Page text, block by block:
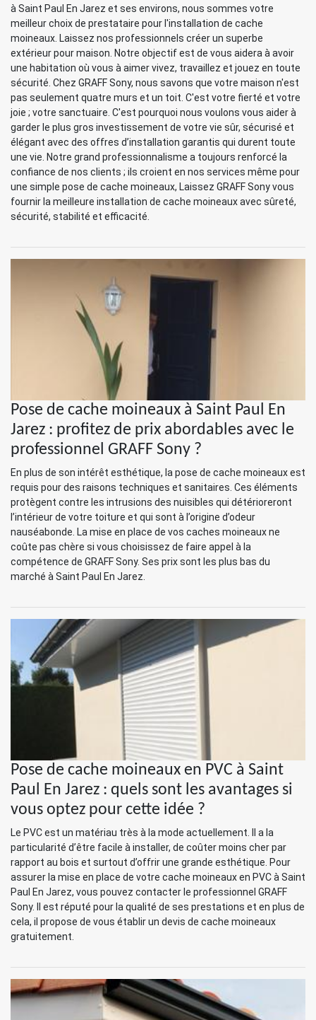
à Saint Paul En Jarez et ses environs, nous sommes votre
meilleur choix de prestataire pour l'installation de cache
moineaux. Laissez nos professionnels créer un superbe
extérieur pour maison. Notre objectif est de vous aidera à avoir
une habitation où vous à aimer vivez, travaillez et jouez en toute
sécurité. Chez GRAFF Sony, nous savons que votre maison n'est
pas seulement quatre murs et un toit. C'est votre fierté et votre
joie ; votre sanctuaire. C'est pourquoi nous voulons vous aider à
garder le plus gros investissement de votre vie sûr, sécurisé et
élégant avec des offres d’installation garantis qui durent toute
une vie. Notre grand professionnalisme a toujours renforcé la
confiance de nos clients ; ils croient en nos services même pour
une simple pose de cache moineaux, Laissez GRAFF Sony vous
fournir la meilleure installation de cache moineaux avec sûreté,
sécurité, stabilité et efficacité.
Pose de cache moineaux à Saint Paul En
Jarez : profitez de prix abordables avec le
professionnel GRAFF Sony ?
En plus de son intérêt esthétique, la pose de cache moineaux est
requis pour des raisons techniques et sanitaires. Ces éléments
protègent contre les intrusions des nuisibles qui détérioreront
l’intérieur de votre toiture et qui sont à l’origine d’odeur
nauséabonde. La mise en place de vos caches moineaux ne
coûte pas chère si vous choisissez de faire appel à la
compétence de GRAFF Sony. Ses prix sont les plus bas du
marché à Saint Paul En Jarez.
Pose de cache moineaux en PVC à Saint
Paul En Jarez : quels sont les avantages si
vous optez pour cette idée ?
Le PVC est un matériau très à la mode actuellement. Il a la
particularité d’être facile à installer, de coûter moins cher par
rapport au bois et surtout d’offrir une grande esthétique. Pour
assurer la mise en place de votre cache moineaux en PVC à Saint
Paul En Jarez, vous pouvez contacter le professionnel GRAFF
Sony. Il est réputé pour la qualité de ses prestations et en plus de
cela, il propose de vous établir un devis de cache moineaux
gratuitement.